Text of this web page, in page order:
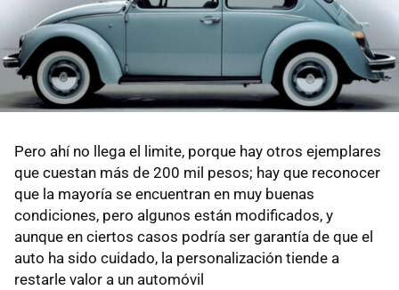
Pero ahí no llega el limite, porque hay otros ejemplares
que cuestan más de 200 mil pesos; hay que reconocer
que la mayoría se encuentran en muy buenas
condiciones, pero algunos están modificados, y
aunque en ciertos casos podría ser garantía de que el
auto ha sido cuidado, la personalización tiende a
restarle valor a un automóvil